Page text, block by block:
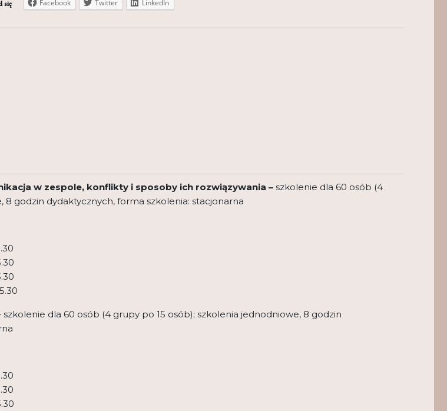
się Facebook Twitter LinkedIn
w zespole, konflikty i sposoby ich rozwiązywania – szkolenie dla 60 osób (4
8 godzin dydaktycznych, forma szkolenia: stacjonarna
szkolenie dla 60 osób (4 grupy po 15 osób); szkolenia jednodniowe, 8 godzin